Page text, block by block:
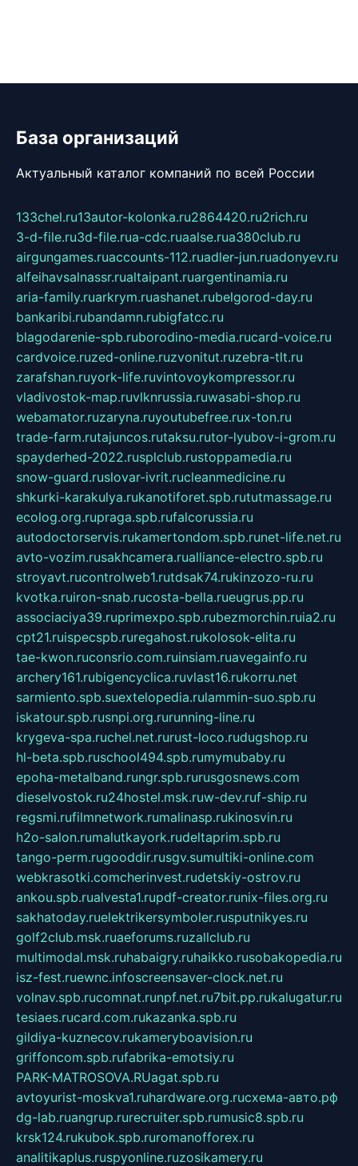
База организаций
Актуальный каталог компаний по всей России
133chel.ru13autor-kolonka.ru2864420.ru2rich.ru
3-d-file.ru3d-file.rua-cdc.ruaalse.rua380club.ru
airgungames.ruaccounts-112.ruadler-jun.ruadonyev.ru
alfeihavsalnassr.rualtaipant.ruargentinamia.ru
aria-family.ruarkrym.ruashanet.rubelgorod-day.ru
bankaribi.rubandamn.rubigfatcc.ru
blagodarenie-spb.ruborodino-media.rucard-voice.ru
cardvoice.ruzed-online.ruzvonitut.ruzebra-tlt.ru
zarafshan.ruyork-life.ruvintovoykompressor.ru
vladivostok-map.ruvlknrussia.ruwasabi-shop.ru
webamator.ruzaryna.ruyoutubefree.rux-ton.ru
trade-farm.rutajuncos.rutaksu.rutor-lyubov-i-grom.ru
spayderhed-2022.rusplclub.rustoppamedia.ru
snow-guard.ruslovar-ivrit.rucleanmedicine.ru
shkurki-karakulya.rukanotiforet.spb.rututmassage.ru
ecolog.org.rupraga.spb.rufalcorussia.ru
autodoctorservis.rukamertondom.spb.runet-life.net.ru
avto-vozim.rusakhcamera.rualliance-electro.spb.ru
stroyavt.rucontrolweb1.rutdsak74.rukinzozo-ru.ru
kvotka.ruiron-snab.rucosta-bella.rueugrus.pp.ru
associaciya39.ruprimexpo.spb.rubezmorchin.ruia2.ru
cpt21.ruispecspb.ruregahost.rukolosok-elita.ru
tae-kwon.ruconsrio.com.ruinsiam.ruavegainfo.ru
archery161.rubigencyclica.ruvlast16.rukorru.net
sarmiento.spb.suextelopedia.rulammin-suo.spb.ru
iskatour.spb.rusnpi.org.rurunning-line.ru
krygeva-spa.ruchel.net.rurust-loco.rudugshop.ru
hl-beta.spb.ruschool494.spb.rumymubaby.ru
epoha-metalband.rungr.spb.rurusgosnews.com
dieselvostok.ru24hostel.msk.ruw-dev.ruf-ship.ru
regsmi.rufilmnetwork.rumalinasp.rukinosvin.ru
h2o-salon.rumalutkayork.rudeltaprim.spb.ru
tango-perm.rugooddir.rusgv.sumultiki-online.com
webkrasotki.comcherinvest.rudetskiy-ostrov.ru
ankou.spb.rualvesta1.rupdf-creator.runix-files.org.ru
sakhatoday.ruelektrikersymboler.rusputnikyes.ru
golf2club.msk.ruaeforums.ruzallclub.ru
multimodal.msk.ruhabaigry.ruhaikko.rusobakopedia.ru
isz-fest.ruewnc.infoscreensaver-clock.net.ru
volnav.spb.rucomnat.runpf.net.ru7bit.pp.rukalugatur.ru
tesiaes.rucard.com.rukazanka.spb.ru
gildiya-kuznecov.rukameryboavision.ru
griffoncom.spb.rufabrika-emotsiy.ru
PARK-MATROSOVA.RUagat.spb.ru
avtoyurist-moskva1.ruhardware.org.ruсхема-авто.рф
dg-lab.ruangrup.rurecruiter.spb.rumusic8.spb.ru
krsk124.rukubok.spb.ruromanofforex.ru
analitikaplus.ruspyonline.ruzosikamery.ru